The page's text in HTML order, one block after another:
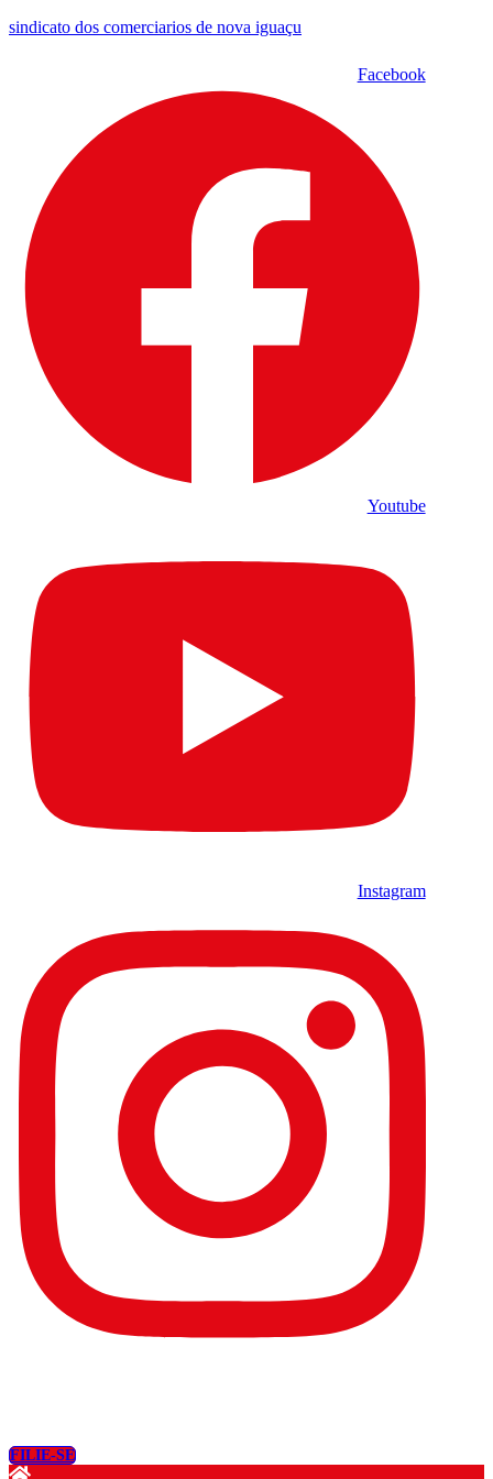
sindicato dos comerciarios de nova iguaçu
Facebook
Youtube
Instagram
FILIE-SE